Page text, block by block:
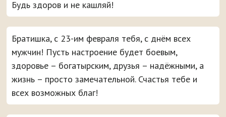
Будь здоров и не кашляй!
Братишка, с 23-им февраля тебя, с днём всех
мужчин! Пусть настроение будет боевым,
здоровье – богатырским, друзья – надёжными, а
жизнь – просто замечательной. Счастья тебе и
всех возможных благ!